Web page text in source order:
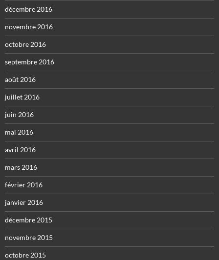
décembre 2016
novembre 2016
octobre 2016
septembre 2016
août 2016
juillet 2016
juin 2016
mai 2016
avril 2016
mars 2016
février 2016
janvier 2016
décembre 2015
novembre 2015
octobre 2015